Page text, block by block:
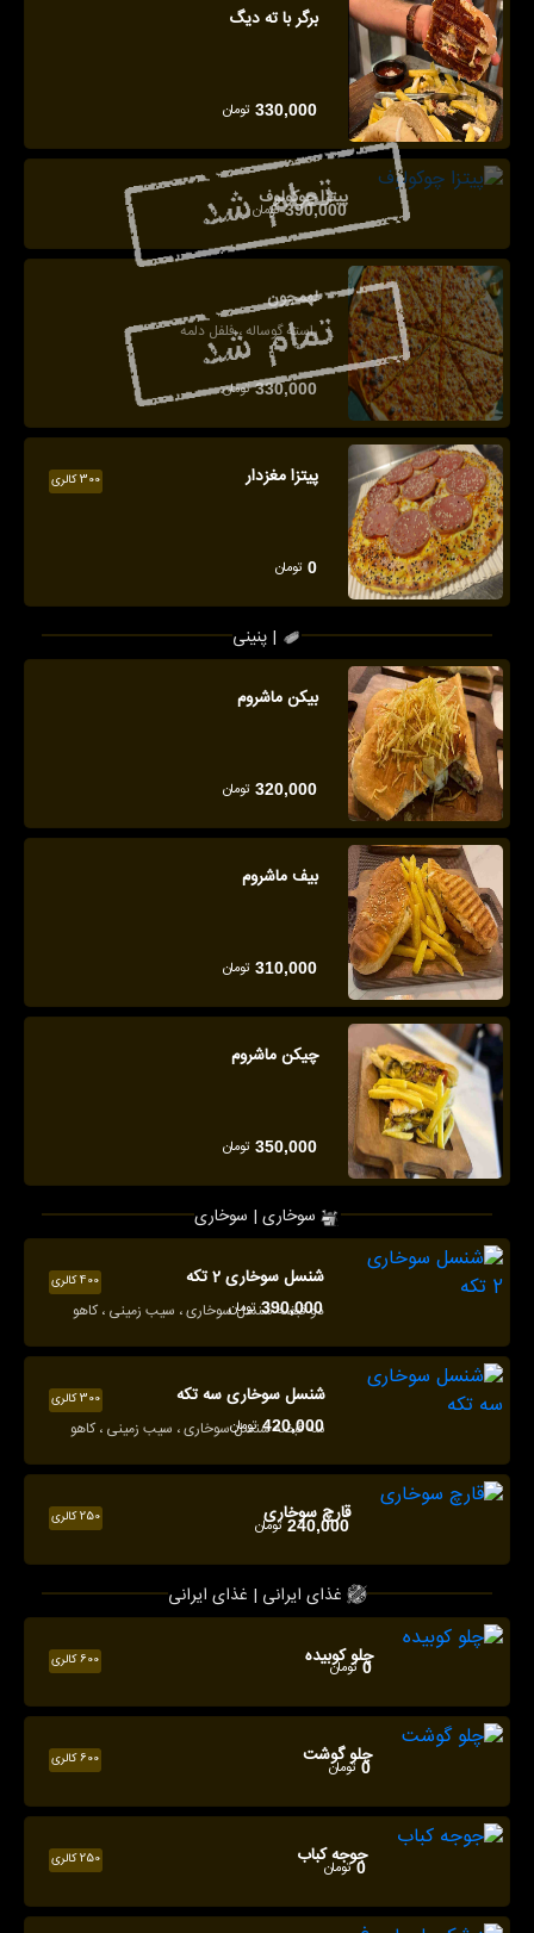
برگر با ته دیگ
330,000 تومان
پیتزا چوکولوف
390,000 تومان
لهمجون
راسته گوساله ، فلفل دلمه
330,000 تومان
300 کالری پیتزا مغزدار
0 تومان
پنینی |
بیکن ماشروم
320,000 تومان
بیف ماشروم
310,000 تومان
چیکن ماشروم
350,000 تومان
400 کالری شنسل سوخاری 2 تکه
دو قبضه شنسل سوخاری ، سیب زمینی ، کاهو
390,000 تومان
300 کالری شنسل سوخاری سه تکه
سه قبضه شنسل سوخاری ، سیب زمینی ، کاهو
420,000 تومان
250 کالری قارچ سوخاری
240,000 تومان
600 کالری چلو کوبیده
0 تومان
600 کالری چلو گوشت
0 تومان
250 کالری جوجه کباب
0 تومان